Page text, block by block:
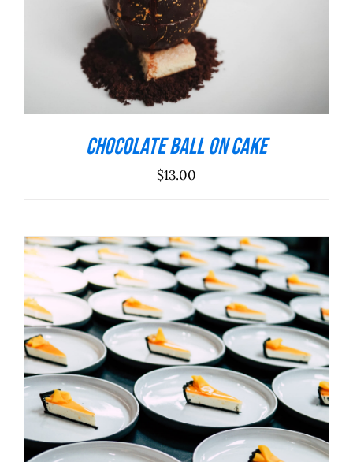
Chocolate Ball On Cake
$13.00
ADICIONAR DETALHES